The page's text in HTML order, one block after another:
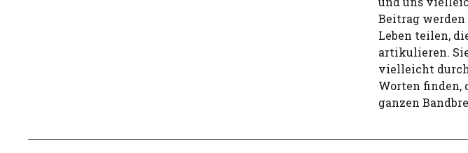
Beitrag
Leben teilen,
artikulieren.
vielleicht
Worten finden,
ganzen